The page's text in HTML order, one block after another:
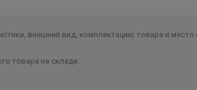
внешний вид, комплектацию товара и место
товара на складе.